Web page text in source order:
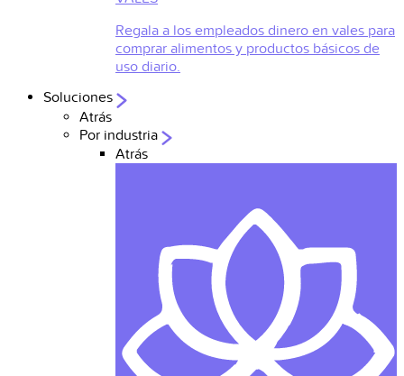
Regala a los empleados dinero en vales para
comprar alimentos y productos básicos de
uso diario.
Soluciones
Atrás
Por industria
Atrás